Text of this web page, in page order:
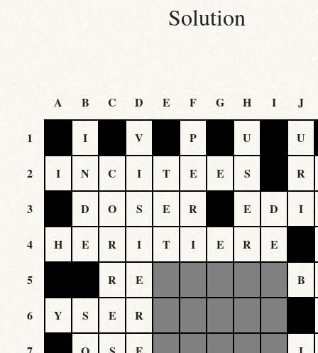
Solution
A B C D E F G H I J
1 I V P U U
2 I N C I T E E S R
3 D O S E R E D I
4 H E R I T I E R E
5 R E B
6 Y S E R